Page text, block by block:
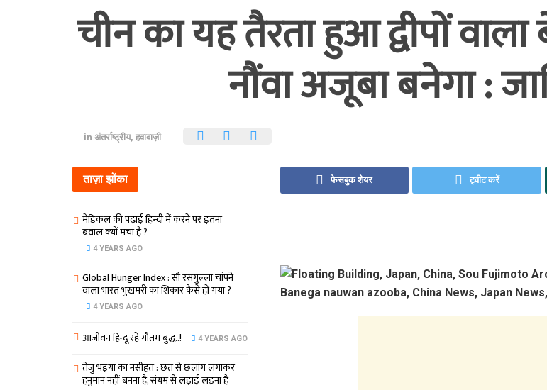
चीन का यह तैरता हुआ द्वीपों
नौंवा अजूबा बनेगा :
in अंतर्राष्ट्रीय, हवाबाज़ी
फेसबुक शेयर ट्वीट करें
ताज़ा झोंका
मेडिकल की पढ़ाई हिन्‍दी में करने पर इतना
बवाल क्‍यों मचा है ?
4 YEARS AGO
Global Hunger Index : सौ रसगुल्‍ला चांपने
वाला भारत भुखमरी का शिकार कैसे हो गया ?
4 YEARS AGO
आजीवन हिन्दू रहे गौतम बुद्ध..! 4 YEARS AGO
तेजु भइया का नसीहत : छत से छलांग लगाकर
हनुमान नहीं बनना है, संयम से लड़ाई लड़ना है